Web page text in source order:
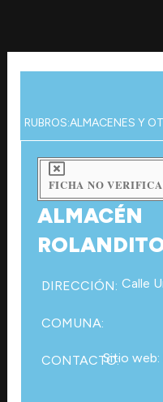
contenido
RUBROS:ALMACENES Y
FICHA NO
ALMACÉN
DIRECCIÓN: Calle
COMUNA:
CONTACTO:
Sitio